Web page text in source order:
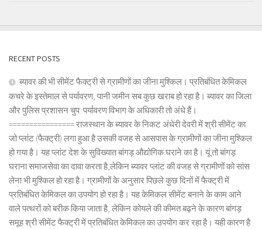
RECENT POSTS
ब्यावर की भी सीमेंट फैक्ट्री से ग्रामीणों का जीना मुश्किल। प्रतिबंधित केमिकल
कचरे के इस्तेमाल से पर्यावरण, पानी जमीन सब कुछ खराब हो रहा है। ब्यावर का जिला
और पुलिस प्रशासन चुप: पर्यावरण विभाग के अधिकारी तो अंधे हैं।
================ राजस्थान के ब्यावर के निकट अंधेरी देवरी में श्री सीमेंट का
जो प्लांट (फैक्ट्री) लगा हुआ है उसकी वजह से आसपास के ग्रामीणों का जीना मुश्किल
हो गया है। यह प्लांट देश के सुविख्यात बांगड़ औद्योगिक घराने का है। यूं तो बांगड़
घराना समाजसेवा का दावा करता है,लेकिन ब्यावर प्लांट की वजह से ग्रामीणों को सांस
लेना भी मुश्किल हो रहा है। ग्रामीणों के अनुसार पिछले कुछ दिनों में फैक्ट्री में
प्रतिबंधित केमिकल का उपयोग हो रहा है। यह केमिकल सीमेंट बनाने के काम आने
वाले पत्थरों को बरीक किया जाता है, लेकिन कोयले की कीमत बढ़ने के कारण बांगड़
समूह श्री सीमेंट फैक्ट्री में प्रतिबंधित केमिकल का उपयोग कर रहा है। यही कारण है